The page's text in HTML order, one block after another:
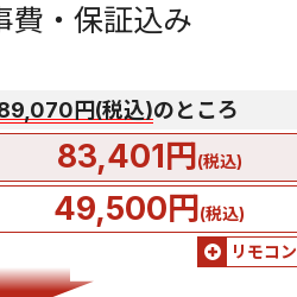
費・保証込み
円(税込)のところ
83,401円(税込)
49,500円(税込)
リモコン